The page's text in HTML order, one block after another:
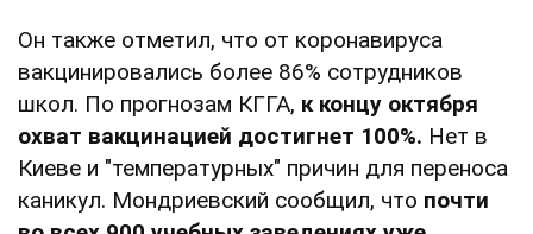
Он также отметил, что от коронавируса
вакцинировались более 86% сотрудников
школ. По прогнозам КГГА, к концу октября
охват вакцинацией достигнет 100%. Нет в
Киеве и "температурных" причин для переноса
каникул. Мондриевский сообщил, что почти